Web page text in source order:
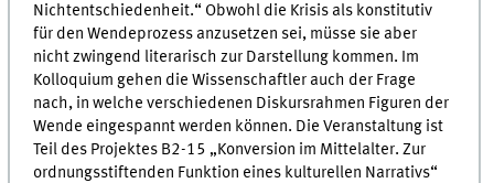
Nichtentschiedenheit.“ Obwohl die Krisis als konstitutiv
für den Wendeprozess anzusetzen sei, müsse sie aber
nicht zwingend literarisch zur Darstellung kommen. Im
Kolloquium gehen die Wissenschaftler auch der Frage
nach, in welche verschiedenen Diskursrahmen Figuren der
Wende eingespannt werden können. Die Veranstaltung ist
Teil des Projektes B2-15 „Konversion im Mittelalter. Zur
ordnungsstiftenden Funktion eines kulturellen Narrativs“